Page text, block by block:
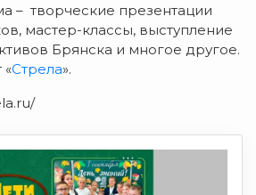
– творческие презентации
мастер-классы, выступление
Брянска и многое другое.
«Стрела».